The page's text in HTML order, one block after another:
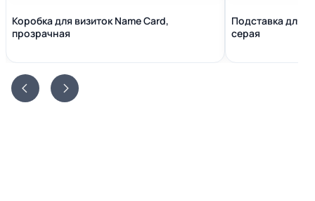
Коробка для визиток Name Сard,
прозрачная
Подставка для
серая